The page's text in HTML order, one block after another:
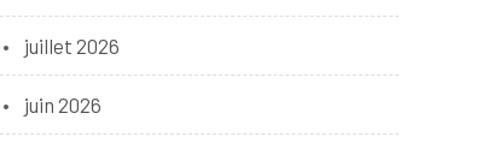
juillet 2026
juin 2026